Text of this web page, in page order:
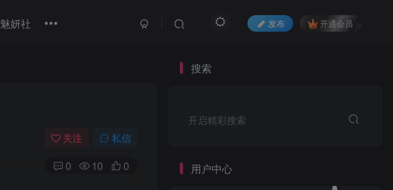
魅妍社 发布 开通会员
关注 私信
0 10 0
搜索
开启精彩搜索
用户中心